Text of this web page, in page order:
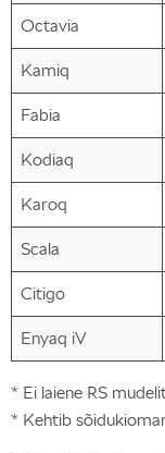
Octavia
Kamiq
Fabia
Kodiaq
Karoq
Scala
Citigo
Enyaq iV
* Ei laiene RS
* Kehtib